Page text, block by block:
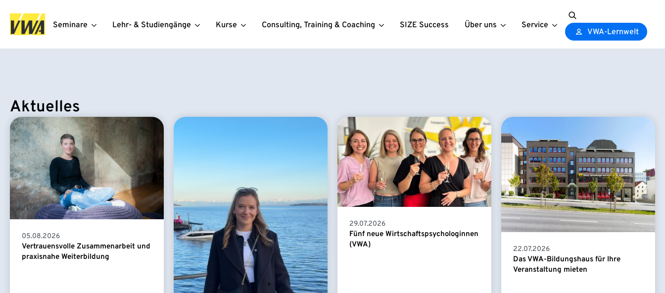
Seminare Lehr- & Studiengänge Kurse Consulting, Training & Coaching SIZE Success Über uns Service
Search
for:
VWA-Lernwelt
Aktuelles
05.08.2026
Vertrauensvolle Zusammenarbeit und
praxisnahe Weiterbildung
29.07.2026
Fünf neue Wirtschaftspsychologinnen
(VWA)
22.07.2026
Das VWA-Bildungshaus für Ihre
Veranstaltung mieten